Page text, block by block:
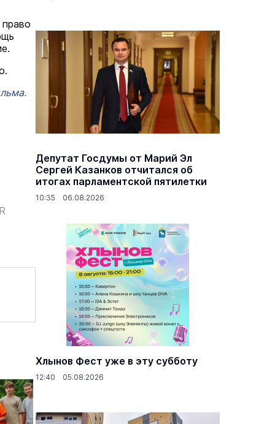
Депутат Госдумы от Марий Эл
Сергей Казанков отчитался об
итогах парламентской пятилетки
10:35 06.08.2026
Хлынов Фест уже в эту субботу
12:40 05.08.2026